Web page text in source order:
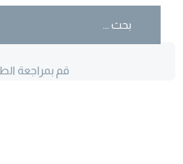
قم بمراجعة